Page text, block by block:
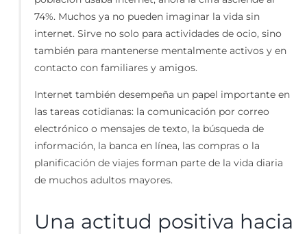
74%. Muchos ya no pueden imaginar la vida sin
internet. Sirve no solo para actividades de ocio, sino
también para mantenerse mentalmente activos y en
contacto con familiares y amigos.
Internet también desempeña un papel importante en
las tareas cotidianas: la comunicación por correo
electrónico o mensajes de texto, la búsqueda de
información, la banca en línea, las compras o la
planificación de viajes forman parte de la vida diaria
de muchos adultos mayores.
Una actitud positiva hacia